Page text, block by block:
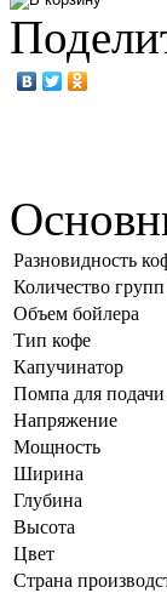
Разновидность
Количество
Объем бойлера
Тип кофе
Капучинатор
Помпа для
Напряжение
Мощность
Ширина
Глубина
Высота
Цвет
Страна